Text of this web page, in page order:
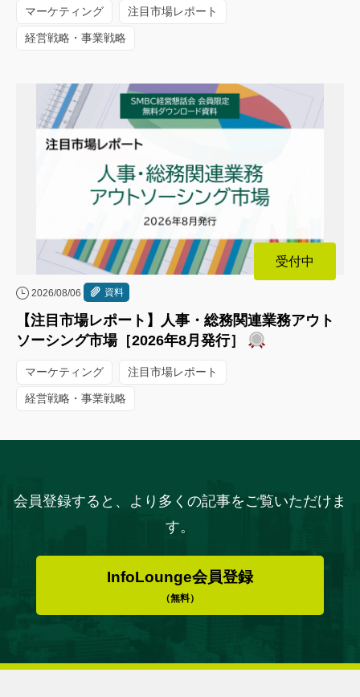
マーケティング 注目市場レポート
経営戦略・事業戦略
受付中
2026/08/06 資料
【注目市場レポート】人事・総務関連業務アウト
ソーシング市場［2026年8月発行］
マーケティング 注目市場レポート
経営戦略・事業戦略
会員登録すると、より多くの記事をご覧いただけま
す。
InfoLounge会員登録
（無料）